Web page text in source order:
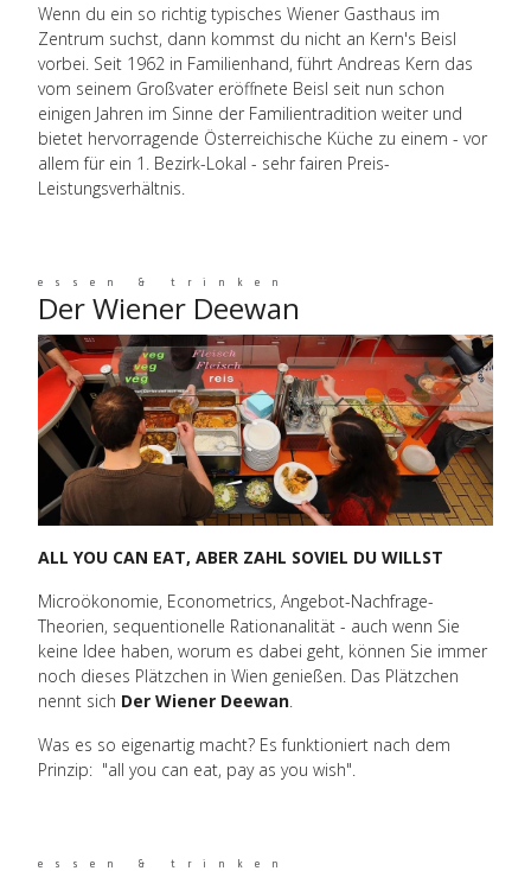
Wenn du ein so richtig typisches Wiener Gasthaus im
Zentrum suchst, dann kommst du nicht an Kern's Beisl
vorbei. Seit 1962 in Familienhand, führt Andreas Kern das
vom seinem Großvater eröffnete Beisl seit nun schon
einigen Jahren im Sinne der Familientradition weiter und
bietet hervorragende Österreichische Küche zu einem - vor
allem für ein 1. Bezirk-Lokal - sehr fairen Preis-
Leistungsverhältnis.
essen & trinken
Der Wiener Deewan
ALL YOU CAN EAT, ABER ZAHL SOVIEL DU WILLST
Microökonomie, Econometrics, Angebot-Nachfrage-
Theorien, sequentionelle Rationanalität - auch wenn Sie
keine Idee haben, worum es dabei geht, können Sie immer
noch dieses Plätzchen in Wien genießen. Das Plätzchen
nennt sich Der Wiener Deewan
Was es so eigenartig macht? Es funktioniert nach dem
Prinzip: "all you can eat, pay as you wish".
essen & trinken